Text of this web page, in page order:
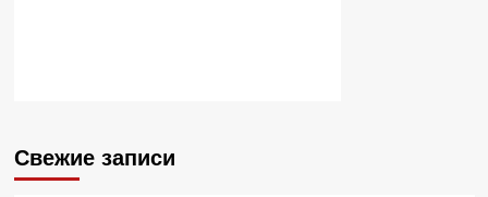
Свежие записи